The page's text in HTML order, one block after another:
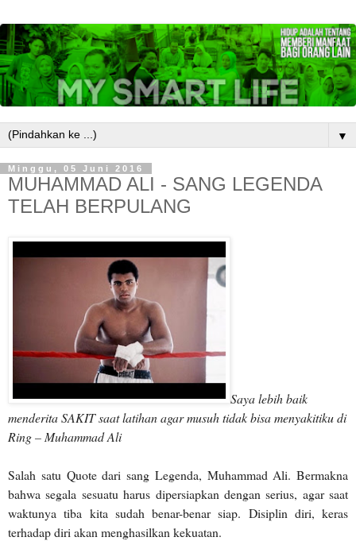
▼
Minggu, 05 Juni 2016
MUHAMMAD ALI - SANG LEGENDA
TELAH BERPULANG
Saya lebih baik
menderita SAKIT saat latihan agar musuh tidak bisa menyakitiku di
Ring – Muhammad Ali
Salah satu Quote dari sang Legenda, Muhammad Ali. Bermakna
bahwa segala sesuatu harus dipersiapkan dengan serius, agar saat
waktunya tiba kita sudah benar-benar siap. Disiplin diri, keras
terhadap diri akan menghasilkan kekuatan.